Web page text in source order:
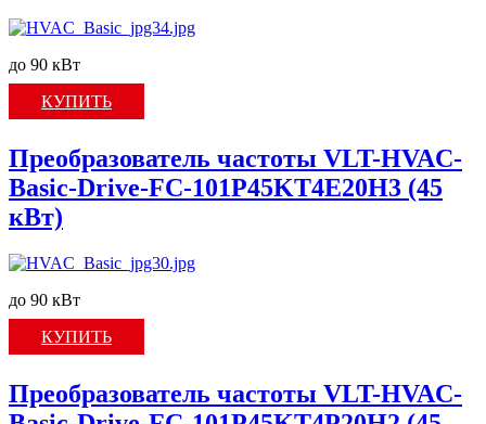
до 90 кВт
КУПИТЬ
Преобразователь частоты VLT-HVAC-
Basic-Drive-FC-101P45KT4E20H3 (45
кВт)
до 90 кВт
КУПИТЬ
Преобразователь частоты VLT-HVAC-